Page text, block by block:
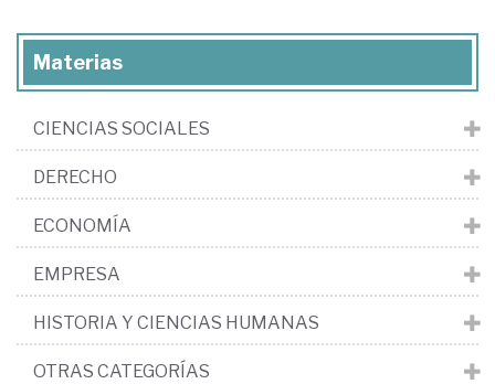
Materias
CIENCIAS SOCIALES
DERECHO
ECONOMÍA
EMPRESA
HISTORIA Y CIENCIAS HUMANAS
OTRAS CATEGORÍAS